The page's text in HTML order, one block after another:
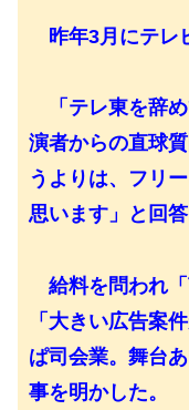
昨年3月にテレ
「テレ東を辞め
演者からの直球
うよりは、フリ
思います」と回答
給料を問われ「
「大きい広告案
ぱ司会業。舞台
事を明かした。